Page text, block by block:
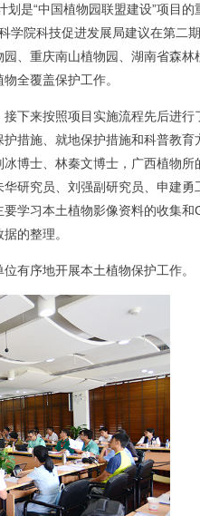
是“中国植物园联盟建设”项目的
学院科技促进发展局建议在第二
、重庆南山植物园、湖南省森林
全覆盖保护工作。
下来按照项目实施流程先后进行
措施、就地保护措施和科普教育
博士、林秦文博士，广西植物所
华研究员、刘强副研究员、申建勇
学习本土植物影像资料的收集和
的整理。
序地开展本土植物保护工作。